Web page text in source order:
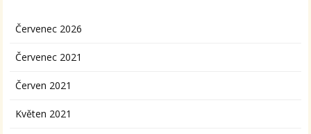
Červenec 2026
Červenec 2021
Červen 2021
Květen 2021